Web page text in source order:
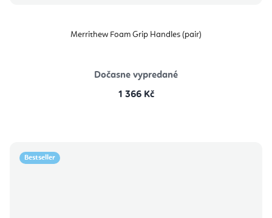
Merrithew Foam Grip Handles (pair)
Dočasne vypredané
1 366 Kč
Bestseller